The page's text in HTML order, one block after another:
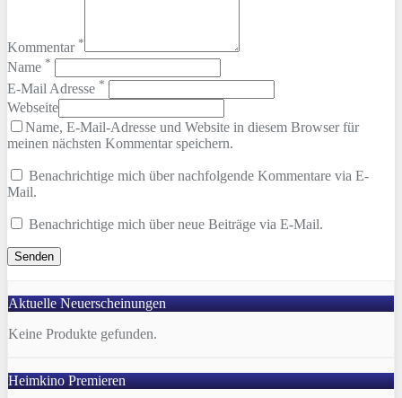
Kommentar *
Name *
E-Mail Adresse *
Webseite
Name, E-Mail-Adresse und Website in diesem Browser für
meinen nächsten Kommentar speichern.
Benachrichtige mich über nachfolgende Kommentare via E-
Mail.
Benachrichtige mich über neue Beiträge via E-Mail.
Aktuelle Neuerscheinungen
Keine Produkte gefunden.
Heimkino Premieren